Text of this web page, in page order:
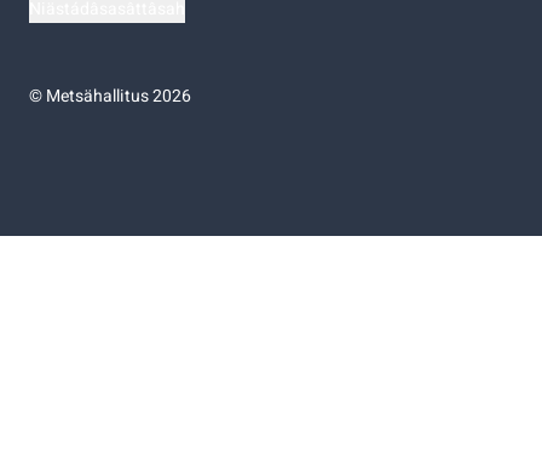
©Metsähallitus 2026